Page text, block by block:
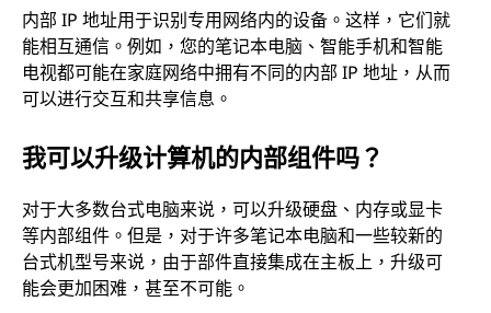
内部 IP 地址用于识别专用网络内的设备。这样，它们就
能相互通信。例如，您的笔记本电脑、智能手机和智能
电视都可能在家庭网络中拥有不同的内部 IP 地址，从而
可以进行交互和共享信息。
我可以升级计算机的内部组件吗？
对于大多数台式电脑来说，可以升级硬盘、内存或显卡
等内部组件。但是，对于许多笔记本电脑和一些较新的
台式机型号来说，由于部件直接集成在主板上，升级可
能会更加困难，甚至不可能。